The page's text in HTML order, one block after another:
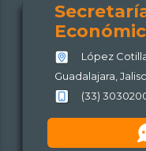
López
Guadalajara,
(33)